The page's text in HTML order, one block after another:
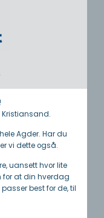
Kristiansand.
Agder. Har du
vi dette også.
uansett hvor lite
for at din hverdag
best for de, til